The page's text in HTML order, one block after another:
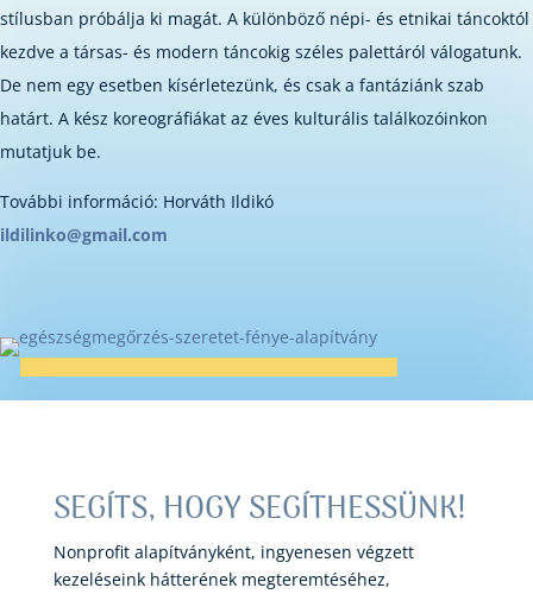
stílusban próbálja ki magát. A különböző népi- és etnikai táncoktól
kezdve a társas- és modern táncokig széles palettáról válogatunk.
De nem egy esetben kísérletezünk, és csak a fantáziánk szab
határt. A kész koreográfiákat az éves kulturális találkozóinkon
mutatjuk be.
További információ: Horváth Ildikó
ildilinko@gmail.com
SEGÍTS, HOGY SEGÍTHESSÜNK!
Nonprofit alapítványként, ingyenesen végzett
kezeléseink hátterének megteremtéséhez,